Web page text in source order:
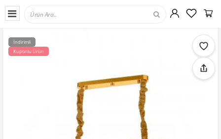
İndirimli
Kuponlu Ürün